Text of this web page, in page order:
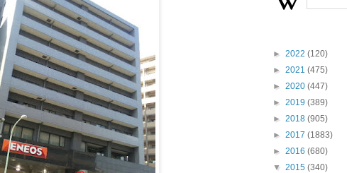
► 2022 (120)
► 2021 (475)
► 2020 (447)
► 2019 (389)
► 2018 (905)
► 2017 (1883)
► 2016 (680)
▼ 2015 (340)